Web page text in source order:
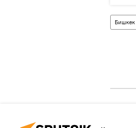
Бишкек